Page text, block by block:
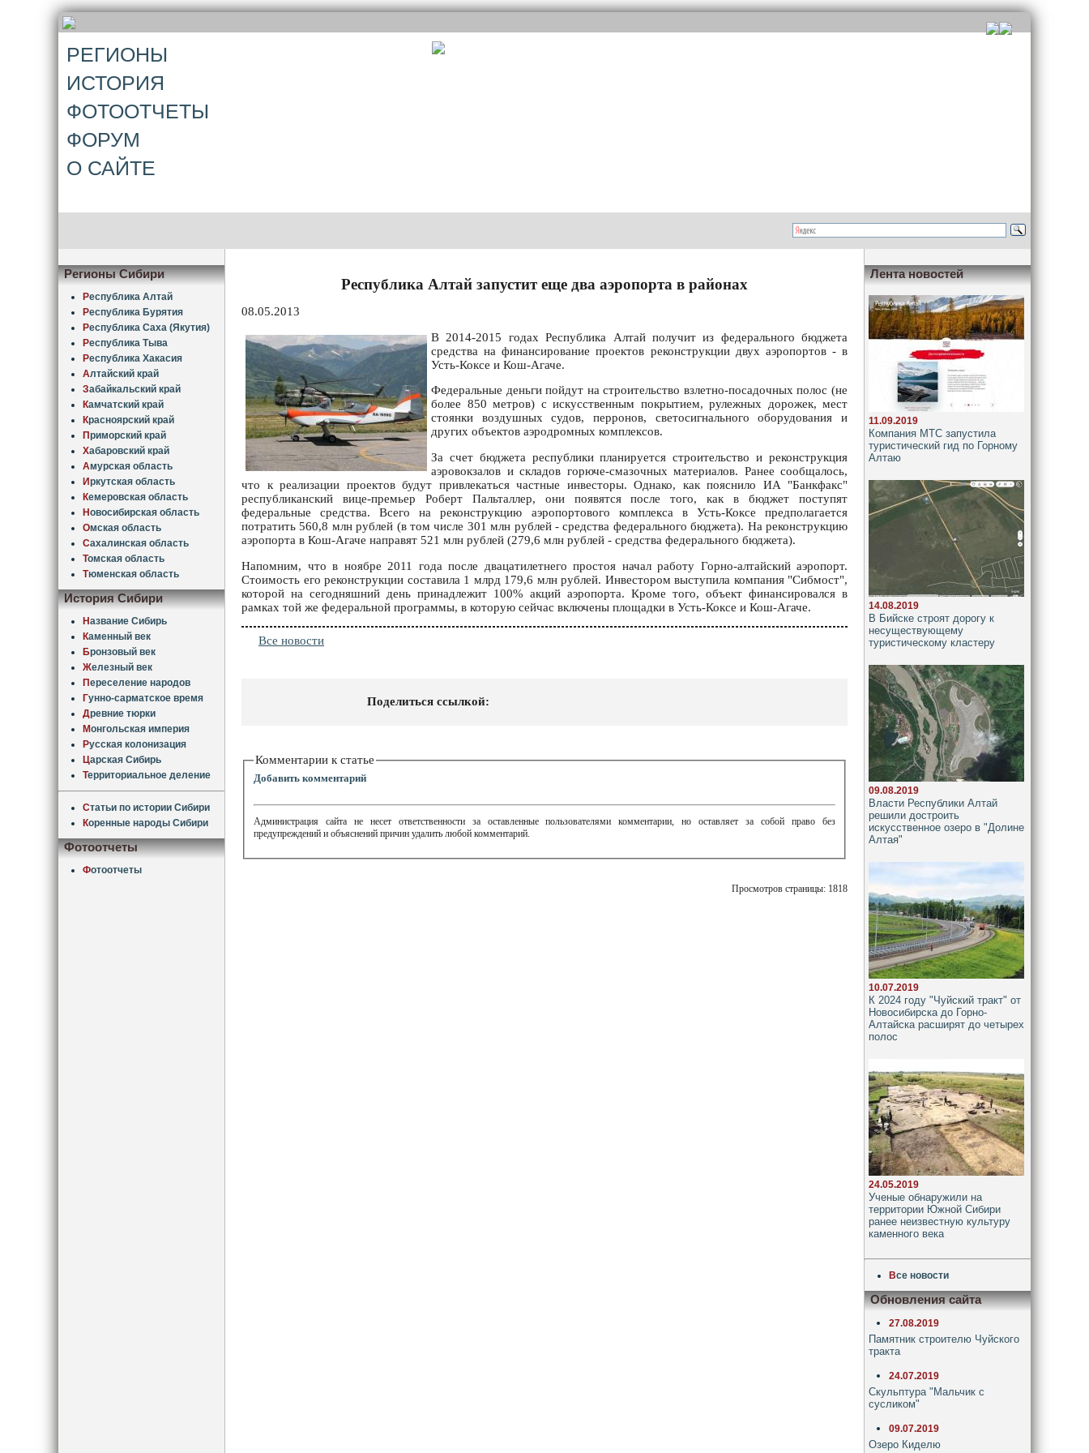
РЕГИОНЫ
ИСТОРИЯ
ФОТООТЧЕТЫ
ФОРУМ
О САЙТЕ
Регионы Сибири
Республика Алтай
Республика Бурятия
Республика Саха (Якутия)
Республика Тыва
Республика Хакасия
Алтайский край
Забайкальский край
Камчатский край
Красноярский край
Приморский край
Хабаровский край
Амурская область
Иркутская область
Кемеровская область
Новосибирская область
Омская область
Сахалинская область
Томская область
Тюменская область
История Сибири
Название Сибирь
Каменный век
Бронзовый век
Железный век
Переселение народов
Гунно-сарматское время
Древние тюрки
Монгольская империя
Русская колонизация
Царская Сибирь
Территориальное деление
Статьи по истории Сибири
Коренные народы Сибири
Фотоотчеты
Фотоотчеты
Республика Алтай запустит еще два аэропорта в районах
08.05.2013
В 2014-2015 годах Республика Алтай получит из федерального бюджета
средства на финансирование проектов реконструкции двух аэропортов - в
Усть-Коксе и Кош-Агаче.
Федеральные деньги пойдут на строительство взлетно-посадочных полос (не
более 850 метров) с искусственным покрытием, рулежных дорожек, мест
стоянки воздушных судов, перронов, светосигнального оборудования и
других объектов аэродромных комплексов.
За счет бюджета республики планируется строительство и реконструкция
аэровокзалов и складов горюче-смазочных материалов. Ранее сообщалось,
что к реализации проектов будут привлекаться частные инвесторы. Однако, как пояснило ИА "Банкфакс"
республиканский вице-премьер Роберт Пальталлер, они появятся после того, как в бюджет поступят
федеральные средства. Всего на реконструкцию аэропортового комплекса в Усть-Коксе предполагается
потратить 560,8 млн рублей (в том числе 301 млн рублей - средства федерального бюджета). На реконструкцию
аэропорта в Кош-Агаче направят 521 млн рублей (279,6 млн рублей - средства федерального бюджета).
Напомним, что в ноябре 2011 года после двацатилетнего простоя начал работу Горно-алтайский аэропорт.
Стоимость его реконструкции составила 1 млрд 179,6 млн рублей. Инвестором выступила компания "Сибмост",
которой на сегодняшний день принадлежит 100% акций аэропорта. Кроме того, объект финансировался в
рамках той же федеральной программы, в которую сейчас включены площадки в Усть-Коксе и Кош-Агаче.
Все новости
Поделиться ссылкой:
Комментарии к статье
Добавить комментарий
Администрация сайта не несет ответственности за оставленные пользователями комментарии, но оставляет за собой право без
предупреждений и объяснений причин удалить любой комментарий.
Просмотров страницы: 1818
Лента новостей
11.09.2019
Компания МТС запустила
туристический гид по Горному
Алтаю
14.08.2019
В Бийске строят дорогу к
несуществующему
туристическому кластеру
09.08.2019
Власти Республики Алтай
решили достроить
искусственное озеро в "Долине
Алтая"
10.07.2019
К 2024 году "Чуйский тракт" от
Новосибирска до Горно-
Алтайска расширят до четырех
полос
24.05.2019
Ученые обнаружили на
территории Южной Сибири
ранее неизвестную культуру
каменного века
Все новости
Обновления сайта
27.08.2019
Памятник строителю Чуйского
тракта
24.07.2019
Скульптура "Мальчик с
сусликом"
09.07.2019
Озеро Киделю